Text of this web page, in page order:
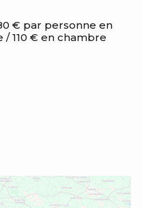
€ par personne en
110 € en chambre